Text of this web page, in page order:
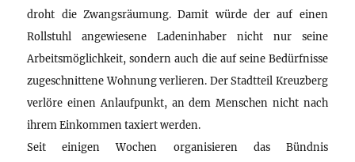
droht die Zwangsräumung. Damit würde der auf einen
Rollstuhl angewiesene Ladeninhaber nicht nur seine
Arbeitsmöglichkeit, sondern auch die auf seine Bedürfnisse
zugeschnittene Wohnung verlieren. Der Stadtteil Kreuzberg
verlöre einen Anlaufpunkt, an dem Menschen nicht nach
ihrem Einkommen taxiert werden.
Seit einigen Wochen organisieren das Bündnis